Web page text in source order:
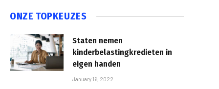
ONZE TOPKEUZES
Staten nemen
kinderbelastingkredieten in
eigen handen
January 16, 2022